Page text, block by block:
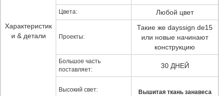
Характеристик
и & детали
Цвета: Любой цвет
Проекты:
Такие же dayssign de15
или новые начинают
конструкцию
Большое часть
поставляет:
30 ДНЕЙ
Высокий свет: Вышитая ткань занавеса